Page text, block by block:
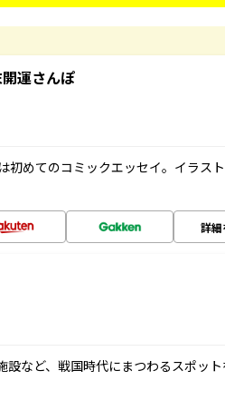
運さんぽ
初めてのコミックエッセイ。イラス
詳細
など、戦国時代にまつわるスポッ